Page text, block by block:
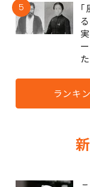
5
｢
ランキ